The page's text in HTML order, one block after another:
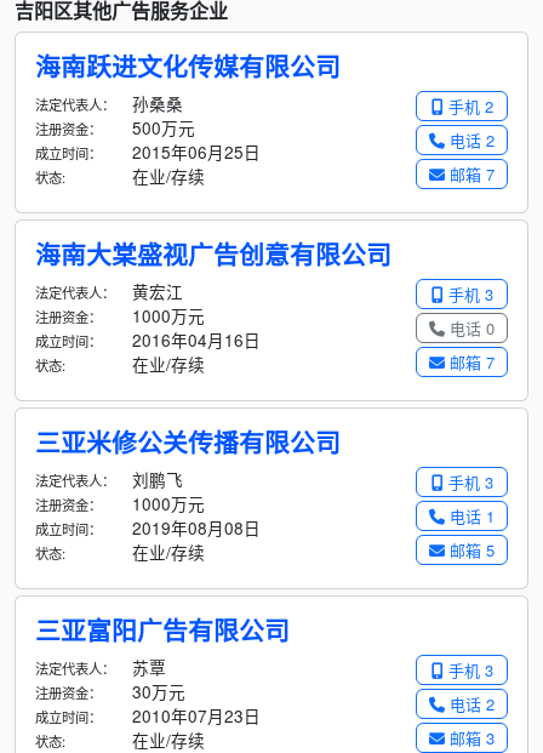
吉阳区其他广告服务企业
海南跃进文化传媒有限公司
手机 2
电话 2
邮箱 7
法定代表人： 孙桑桑
注册资金： 500万元
成立时间： 2015年06月25日
状态: 在业/存续
海南大棠盛视广告创意有限公司
手机 3
电话 0
邮箱 7
法定代表人： 黄宏江
注册资金： 1000万元
成立时间： 2016年04月16日
状态: 在业/存续
三亚米修公关传播有限公司
手机 3
电话 1
邮箱 5
法定代表人： 刘鹏飞
注册资金： 1000万元
成立时间： 2019年08月08日
状态: 在业/存续
三亚富阳广告有限公司
手机 3
电话 2
邮箱 3
法定代表人： 苏覃
注册资金： 30万元
成立时间： 2010年07月23日
状态: 在业/存续